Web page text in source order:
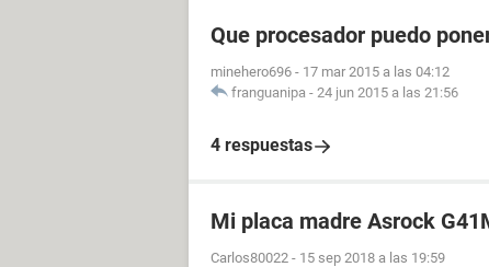
Que procesador puedo
minehero696 - 17 mar 2015 a las 04:12
franguanipa - 24 jun 2015 a las 21:56
4 respuestas
Mi placa madre Asrock
Carlos80022 - 15 sep 2018 a las 19:59